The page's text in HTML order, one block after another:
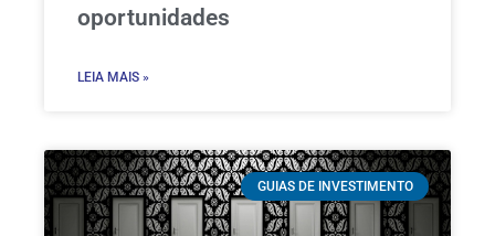
oportunidades
LEIA MAIS »
GUIAS DE INVESTIMENTO